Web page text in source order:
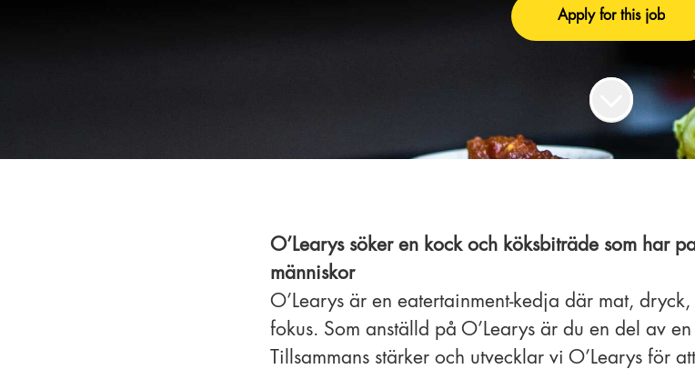
Apply for this job
O’Learys söker en kock och köksbiträde som har
människor
O’Learys är en eatertainment-kedja där mat,
fokus. Som anställd på O’Learys är du en del av
Tillsammans stärker och utvecklar vi O’Learys för